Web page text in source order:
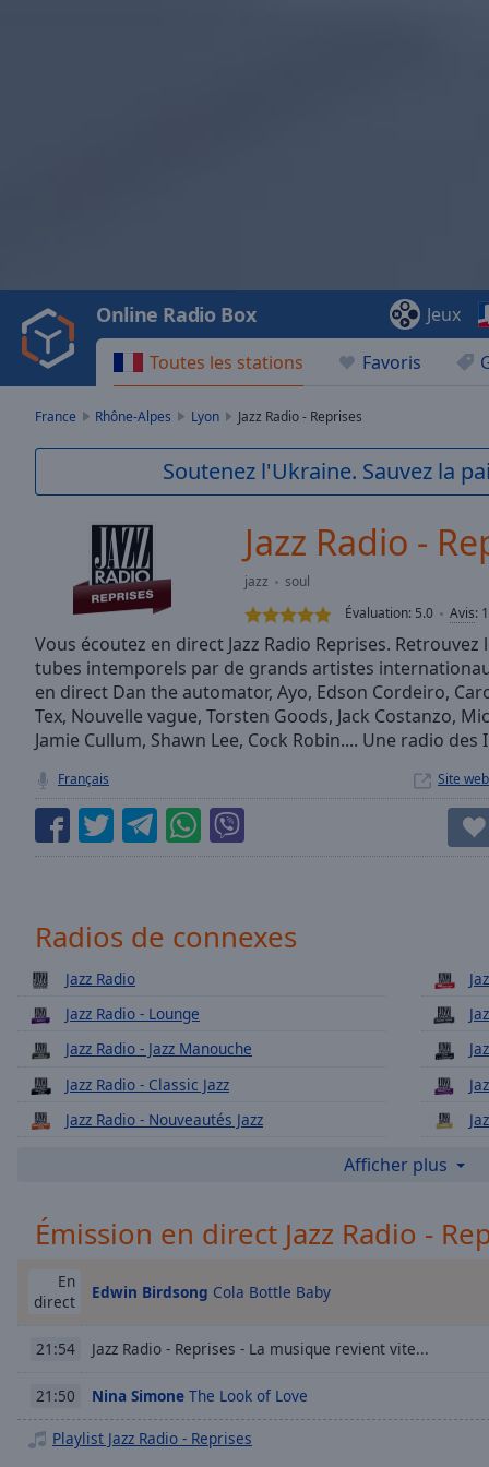
Video
Play
Backward
Skip
Current
-:-
TypeLIVE
Seek to
live,
currently
behind
LIVE
Time-
Chapters
Chapters
Descriptions
descriptions
off,
selected
settings ,
opens
settings
subtitles
selected
Audio
Track
Toutes les stations Favoris
Online Radio Box Jeux
France Rhône-Alpes Lyon Jazz Radio - Reprises
Soutenez l'Ukraine. Sauvez la
Jazz Radio -
jazz
soul
Évaluation: 5.0 Avis: 1
Vous écoutez en direct Jazz Radio Reprises.
tubes intemporels par de grands artistes
en direct Dan the automator, Ayo, Edson Cordeiro,
Tex, Nouvelle vague, Torsten Goods, Jack Costanzo,
Jamie Cullum, Shawn Lee, Cock Robin.... Une radio des
Français Site web
Radios de connexes
Jazz Radio
Jazz Radio - Lounge
Jazz Radio - Jazz Manouche
Jazz Radio - Classic Jazz
Jazz Radio - Nouveautés Jazz
Jazz Radio - Electro Swing
Jazz Radio - Only Women
Jazz Radio - Latin Jazz
Jazz Radio - Soul
Afficher plus
Émission en direct Jazz Radio -
En
direct
Edwin Birdsong Cola Bottle Baby
21:54 Jazz Radio - Reprises - La musique revient vite...
21:50 Nina Simone The Look of Love
Playlist Jazz Radio - Reprises